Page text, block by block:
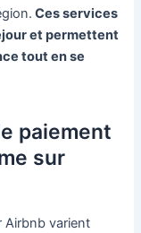
Ces services
et permettent
tout en se
paiement
sur
Airbnb varient